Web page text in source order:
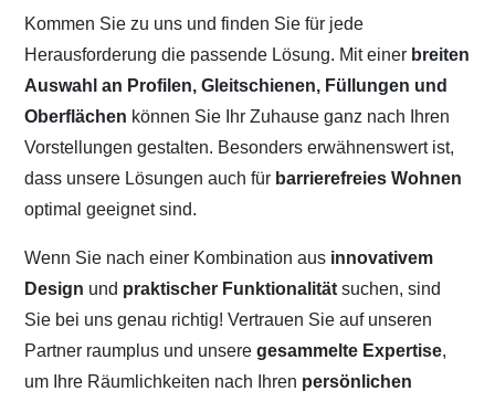
Kommen Sie zu uns und finden Sie für jede
Herausforderung die passende Lösung. Mit einer breiten
Auswahl an Profilen, Gleitschienen, Füllungen und
Oberflächen können Sie Ihr Zuhause ganz nach Ihren
Vorstellungen gestalten. Besonders erwähnenswert ist,
dass unsere Lösungen auch für barrierefreies Wohnen
optimal geeignet sind.
Wenn Sie nach einer Kombination aus innovativem
Design und praktischer Funktionalitätsuchen, sind
Sie bei uns genau richtig! Vertrauen Sie auf unseren
Partner raumplus und unseregesammelte Expertise,
um Ihre Räumlichkeiten nach Ihren persönlichen